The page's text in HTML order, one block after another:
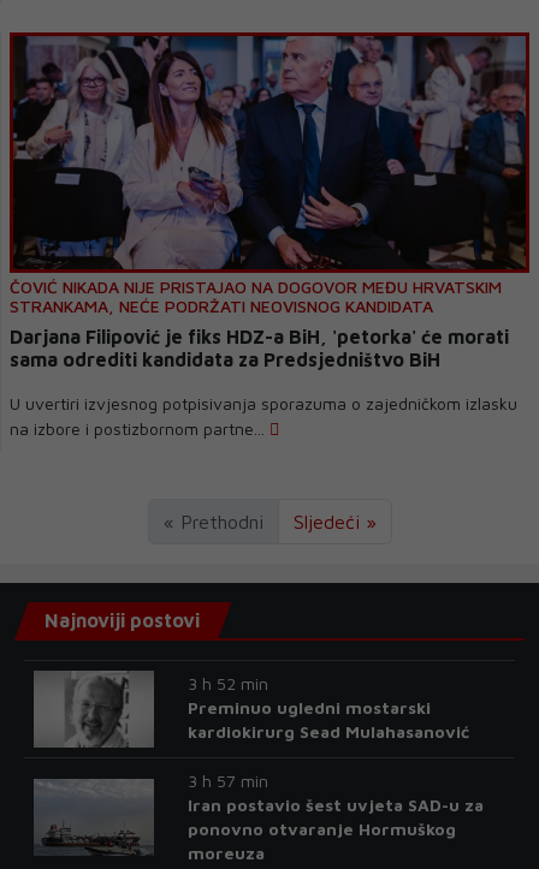
ČOVIĆ NIKADA NIJE PRISTAJAO NA DOGOVOR MEĐU HRVATSKIM
STRANKAMA, NEĆE PODRŽATI NEOVISNOG KANDIDATA
Darjana Filipović je fiks HDZ-a BiH, 'petorka' će morati
sama odrediti kandidata za Predsjedništvo BiH
U uvertiri izvjesnog potpisivanja sporazuma o zajedničkom izlasku
na izbore i postizbornom partne...
« Prethodni Sljedeći »
Najnoviji postovi
3 h 52 min
Preminuo ugledni mostarski
kardiokirurg Sead Mulahasanović
3 h 57 min
Iran postavio šest uvjeta SAD-u za
ponovno otvaranje Hormuškog
moreuza